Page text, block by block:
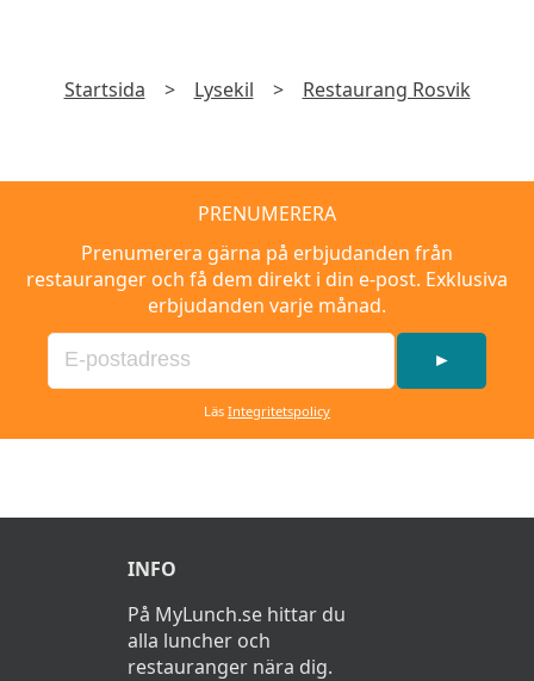
Startsida > Lysekil > Restaurang Rosvik
PRENUMERERA
Prenumerera gärna på erbjudanden från
restauranger och få dem direkt i din e-post. Exklusiva
erbjudanden varje månad.
►
Läs Integritetspolicy
INFO
På MyLunch.se hittar du
alla luncher och
restauranger nära dig.